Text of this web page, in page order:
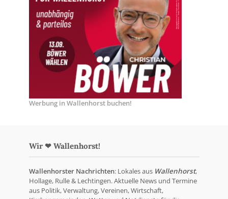
Werbung in Wallenhorst buchen!
Wir ❤ Wallenhorst!
Wallenhorster Nachrichten: Lokales aus Wallenhorst,
Hollage, Rulle & Lechtingen. Aktuelle News und Termine
aus Politik, Verwaltung, Vereinen, Wirtschaft,